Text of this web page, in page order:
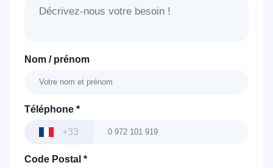
Nom / prénom
Téléphone *
+33
Code Postal *